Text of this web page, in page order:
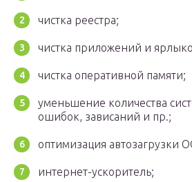
чистка реестра;
чистка приложений и
чистка оперативной памяти;
уменьшение количества
ошибок, зависаний и пр.;
оптимизация автозагрузки
интернет-ускоритель;